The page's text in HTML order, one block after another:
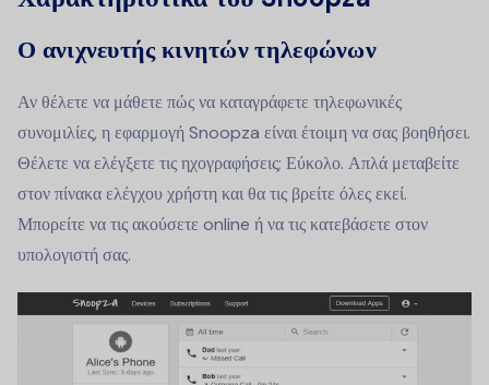
Ο ανιχνευτής κινητών τηλεφώνων
Αν θέλετε να μάθετε πώς να καταγράφετε τηλεφωνικές
συνομιλίες, η εφαρμογή Snoopza είναι έτοιμη να σας βοηθήσει.
Θέλετε να ελέγξετε τις ηχογραφήσεις; Εύκολο. Απλά μεταβείτε
στον πίνακα ελέγχου χρήστη και θα τις βρείτε όλες εκεί.
Μπορείτε να τις ακούσετε online ή να τις κατεβάσετε στον
υπολογιστή σας.